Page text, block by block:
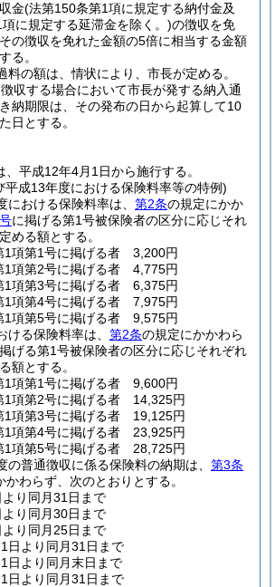
金(法第150条第1項に規定する納付金及
に規定する延滞金を除く。)の徴収を免
の徴収を免れた金額の5倍に相当する金額
る。
料の額は、情状により、市長が定める。
収する場合において市長が発する納入通
納期限は、その発布の日から起算して10
日とする。
、平成12年4月1日から施行する。
平成13年度における保険料率等の特例)
における保険料率は、 第2条の規定にかか
に掲げる第1号被保険者の区分に応じそれ
める額とする。
1項第1号に掲げる者 3,200円
1項第2号に掲げる者 4,775円
1項第3号に掲げる者 6,375円
1項第4号に掲げる者 7,975円
1項第5号に掲げる者 9,575円
ける保険料率は、 第2条の規定にかかわら
げる第1号被保険者の区分に応じそれぞれ
額とする。
1項第1号に掲げる者 9,600円
1項第2号に掲げる者 14,325円
1項第3号に掲げる者 19,125円
1項第4号に掲げる者 23,925円
1項第5号に掲げる者 28,725円
の普通徴収に係る保険料の納期は、 第3条
かわらず、次のとおりとする。
り同月31日まで
り同月30日まで
り同月25日まで
より同月31日まで
より同月末日まで
より同月31日まで